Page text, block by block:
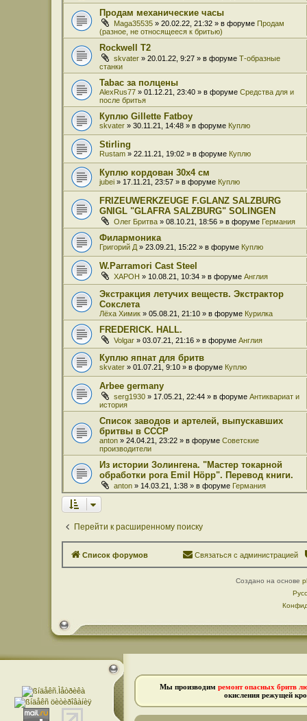
Продам механические часы
Maga35535 » 20.02.22, 21:32 » в форуме Продам
(разное, не относящееся к бритью)
Rockwell T2
skvater » 20.01.22, 9:27 » в форуме Т-образные
станки
Tabac за полцены
AlexRus77 » 01.12.21, 23:40 » в форуме Средства для и
после бритья
Куплю Gillette Fatboy
skvater » 30.11.21, 14:48 » в форуме Куплю
Stirling
Rustam » 22.11.21, 19:02 » в форуме Куплю
Куплю кордован 30x4 см
jubei » 17.11.21, 23:57 » в форуме Куплю
FRIZEUWERKZEUGE F.GLANZ SALZBURG
GNIGL "GLAFRA SALZBURG" SOLINGEN
Олег Бритва » 08.10.21, 18:56 » в форуме Германия
Филармоника
Григорий Д » 23.09.21, 15:22 » в форуме Куплю
W.Parramori Cast Steel
XAPOH » 10.08.21, 10:34 » в форуме Англия
Экстракция летучих веществ. Экстрактор
Сокслета
Лёха Химик » 05.08.21, 21:10 » в форуме Курилка
FREDERICK. HALL.
Volgar » 03.07.21, 21:16 » в форуме Англия
Куплю япнат для бритв
skvater » 01.07.21, 9:10 » в форуме Куплю
Arbee germany
serg1930 » 17.05.21, 22:44 » в форуме Антиквариат и
история
Список заводов и артелей, выпускавших
бритвы в СССР
anton » 24.04.21, 23:22 » в форуме Советские
производители
Из истории Золингена. "Мастер токарной
обработки рога Emil Höpp". Перевод книги.
anton » 14.03.21, 1:38 » в форуме Германия
Перейти к расширенному поиску
Список форумов Связаться с администрацией
Создано на основе
Мы производим ремонт опасных бритв
окисления режущей